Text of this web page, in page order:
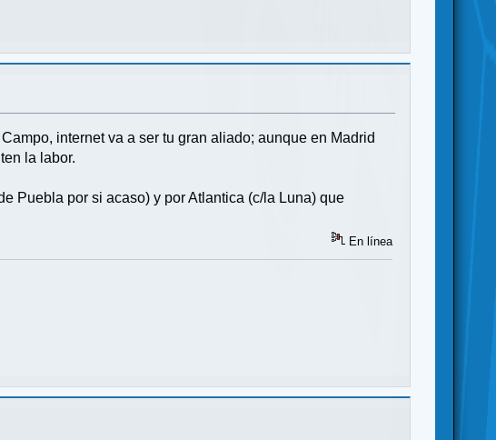
internet va a ser tu gran aliado; aunque en Madrid
la labor.
Puebla por si acaso) y por Atlantica (c/la Luna) que
En línea